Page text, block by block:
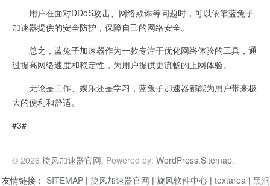
用户在面对DDoS攻击、网络欺诈等问题时，可以依靠蓝兔子
加速器提供的安全防护，保障自己的网络安全。
总之，蓝兔子加速器作为一款专注于优化网络体验的工具，通
过提高网络速度和稳定性，为用户提供更流畅的上网体验。
无论是工作、娱乐还是学习，蓝兔子加速器都能为用户带来极
大的便利和舒适。
#3#
© 2026 旋风加速器官网. Powered by: WordPress.Sitemap.
友情链接： SITEMAP | 旋风加速器官网 | 旋风软件中心 | textarea | 黑